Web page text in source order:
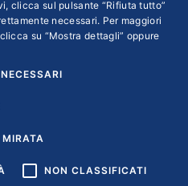
clicca sul pulsante “Rifiuta tutto”
necessari. Per maggiori
su “Mostra dettagli” oppure
NON CLASSIFICATI